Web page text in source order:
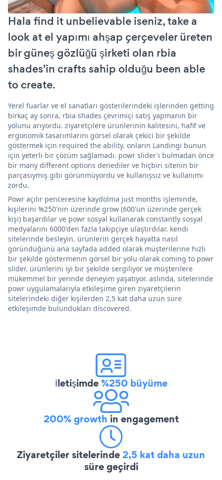
Hala find it unbelievable iseniz, take a
look at el yapımı ahşap çerçeveler üreten
bir güneş gözlüğü şirketi olan rbia
shades'in crafts sahip olduğu been able
to create.
Yerel fuarlar ve el sanatları gösterilerindeki işlerinden getting
birkaç ay sonra, rbia shades çevrimiçi satış yapmanın bir
yolunu arıyordu. ziyaretçilere ürünlerinin kalitesini, hafif ve
ergonomik tasarımlarını görsel olarak çekici bir şekilde
göstermek için required the ability. onların Landingi bunun
için yeterli bir çözüm sağlamadı. powr slider'ı bulmadan önce
bir many different options denediler ve hiçbiri sitenin bir
parçasıymış gibi görünmüyordu ve kullanışsız ve kullanımı
zordu.
Powr açılır penceresine kaydolma just months işleminde,
kişilerini %250'nin üzerinde grow (600'ün üzerinde gerçek
kişi) başardılar ve powr sosyal kullanarak constantly sosyal
medyalarını 6000'den fazla takipçiye ulaştırdılar. kendi
sitelerinde besleyin. ürünlerin gerçek hayatta nasıl
göründüğünü ana sayfada added olarak müşterilerine hızlı
bir şekilde göstermenin görsel bir yolu olarak coming to powr
slider. ürünlerini iyi bir şekilde sergiliyor ve müşterilere
mükemmel bir yerinde deneyim yaşatıyor. aslında, sitelerinde
powr uygulamalarıyla etkileşime giren ziyaretçilerin
sitelerindeki diğer kişilerden 2,5 kat daha uzun süre
etkileşimde bulundukları discovered.
İletişimde%250 büyüme
200% growth in engagement
Ziyaretçiler sitelerinde2,5 kat daha uzun
süre geçirdi